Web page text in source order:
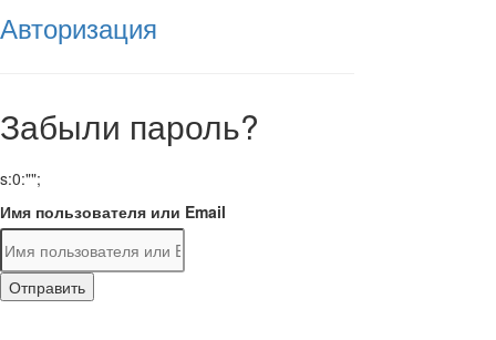
Авторизация
Забыли пароль?
s:0:"";
Имя пользователя или Email
Отправить